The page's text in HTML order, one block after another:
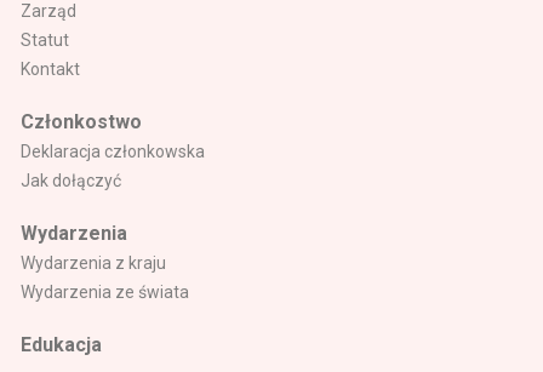
Zarząd
Statut
Kontakt
Członkostwo
Deklaracja członkowska
Jak dołączyć
Wydarzenia
Wydarzenia z kraju
Wydarzenia ze świata
Edukacja